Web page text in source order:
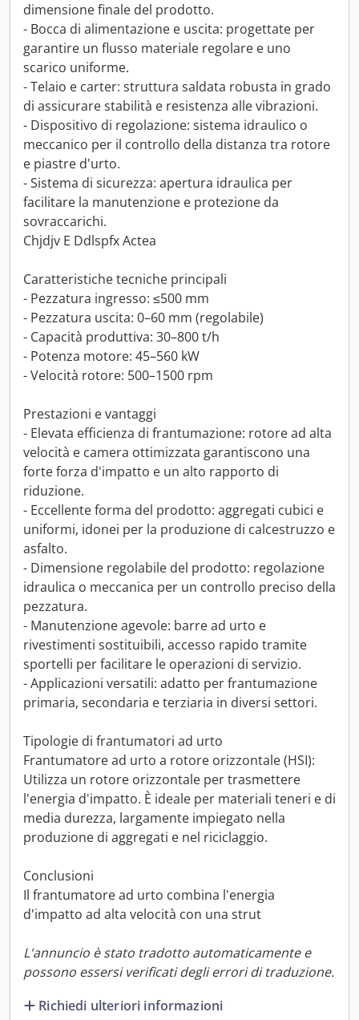
dimensione finale del prodotto.
- Bocca di alimentazione e uscita: progettate per
garantire un flusso materiale regolare e uno
scarico uniforme.
- Telaio e carter: struttura saldata robusta in grado
di assicurare stabilità e resistenza alle vibrazioni.
- Dispositivo di regolazione: sistema idraulico o
meccanico per il controllo della distanza tra rotore
e piastre d'urto.
- Sistema di sicurezza: apertura idraulica per
facilitare la manutenzione e protezione da
sovraccarichi.
Chjdjv E Ddlspfx Actea
Caratteristiche tecniche principali
- Pezzatura ingresso: ≤500 mm
- Pezzatura uscita: 0–60 mm (regolabile)
- Capacità produttiva: 30–800 t/h
- Potenza motore: 45–560 kW
- Velocità rotore: 500–1500 rpm
Prestazioni e vantaggi
- Elevata efficienza di frantumazione: rotore ad alta
velocità e camera ottimizzata garantiscono una
forte forza d'impatto e un alto rapporto di
riduzione.
- Eccellente forma del prodotto: aggregati cubici e
uniformi, idonei per la produzione di calcestruzzo e
asfalto.
- Dimensione regolabile del prodotto: regolazione
idraulica o meccanica per un controllo preciso della
pezzatura.
- Manutenzione agevole: barre ad urto e
rivestimenti sostituibili, accesso rapido tramite
sportelli per facilitare le operazioni di servizio.
- Applicazioni versatili: adatto per frantumazione
primaria, secondaria e terziaria in diversi settori.
Tipologie di frantumatori ad urto
Frantumatore ad urto a rotore orizzontale (HSI):
Utilizza un rotore orizzontale per trasmettere
l'energia d'impatto. È ideale per materiali teneri e di
media durezza, largamente impiegato nella
produzione di aggregati e nel riciclaggio.
Conclusioni
Il frantumatore ad urto combina l'energia
d'impatto ad alta velocità con una strut
L'annuncio è stato tradotto automaticamente e
possono essersi verificati degli errori di traduzione.
Richiedi ulteriori informazioni